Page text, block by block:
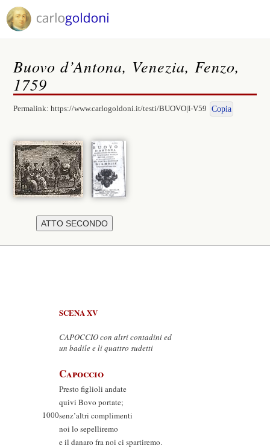
Buovo d’Antona, Venezia, Fenzo,
1759
Permalink:https://www.carlogoldoni.it/testi/BUOVO|I-V59 Copia
SCENA XV
CAPOCCIO con altri contadini ed
un badile e li quattro sudetti
Capoccio
Presto figlioli andate
quivi Bovo portate;
1000senz’altri complimenti
noi lo sepelliremo
e il danaro fra noi ci spartiremo.